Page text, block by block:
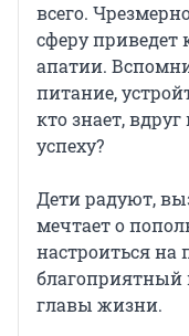
всего.
сферу приведет
апатии.
питание,
кто знает,
успеху?
Дети радуют,
мечтает о
настроиться на
благоприятный
главы жизни.